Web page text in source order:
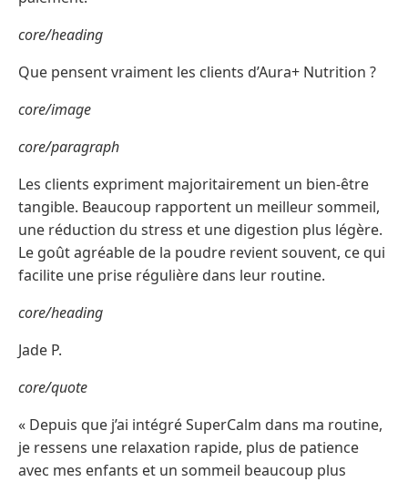
core/heading
Que pensent vraiment les clients d’Aura+ Nutrition ?
core/image
core/paragraph
Les clients expriment majoritairement un bien-être
tangible. Beaucoup rapportent un meilleur sommeil,
une réduction du stress et une digestion plus légère.
Le goût agréable de la poudre revient souvent, ce qui
facilite une prise régulière dans leur routine.
core/heading
Jade P.
core/quote
« Depuis que j’ai intégré SuperCalm dans ma routine,
je ressens une relaxation rapide, plus de patience
avec mes enfants et un sommeil beaucoup plus